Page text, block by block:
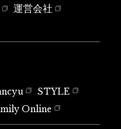
運営会社
STYLE
Online